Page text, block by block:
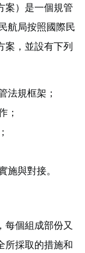
案）是一個規管
航局按照國際民
案，並設有下列
法規框架；
；
與對接。
每個組成部份又
所採取的措施和